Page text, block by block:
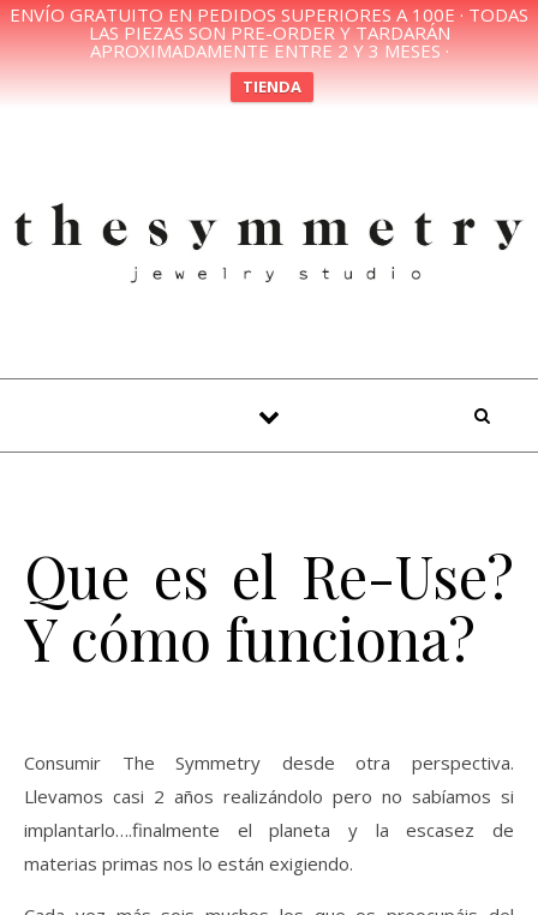
ENVÍO GRATUITO EN PEDIDOS SUPERIORES A 100E · TODAS
LAS PIEZAS SON PRE-ORDER Y TARDARÁN
APROXIMADAMENTE ENTRE 2 Y 3 MESES ·
TIENDA
Que es el Re-Use?
Y cómo funciona?
Consumir The Symmetry desde otra perspectiva.
Llevamos casi 2 años realizándolo pero no sabíamos si
implantarlo….finalmente el planeta y la escasez de
materias primas nos lo están exigiendo.